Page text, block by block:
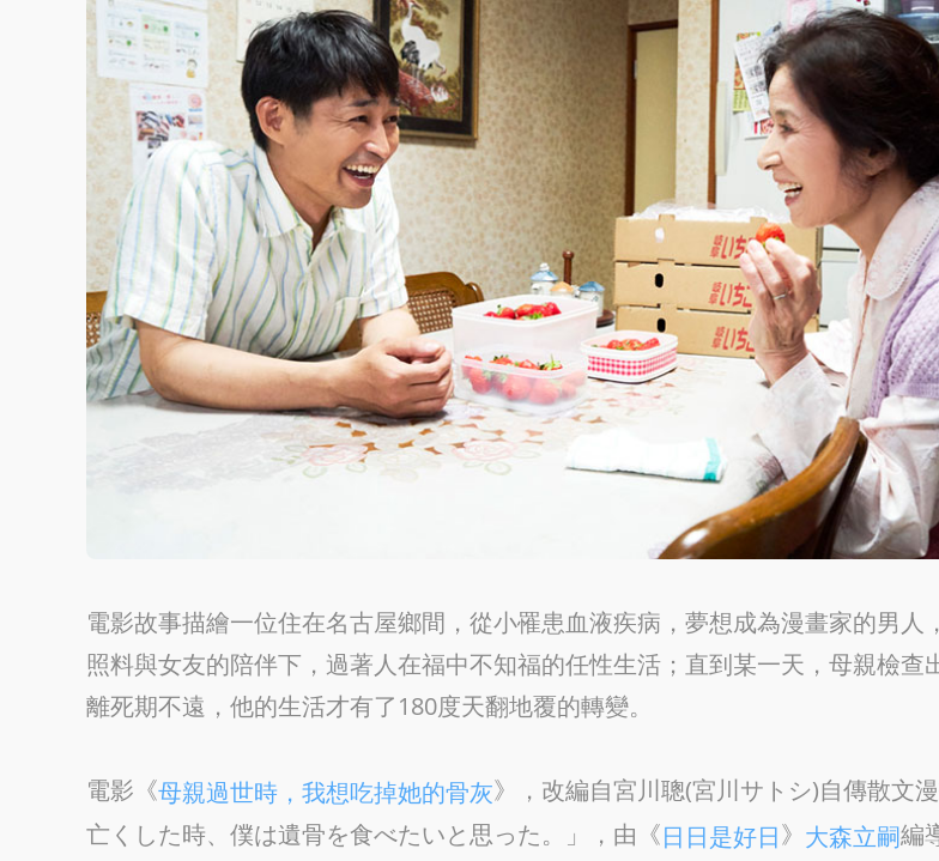
電影故事描繪一位住在名古屋鄉間，從小罹患血液疾病，夢想成為漫畫家的男人
照料與女友的陪伴下，過著人在福中不知福的任性生活；直到某一天，母親檢查
離死期不遠，他的生活才有了180度天翻地覆的轉變。
電影《母親過世時，我想吃掉她的骨灰》，改編自宮川聰(宮川サトシ)自傳散文
亡くした時、僕は遺骨を食べたいと思った。」，由《日日是好日》 大森立嗣編